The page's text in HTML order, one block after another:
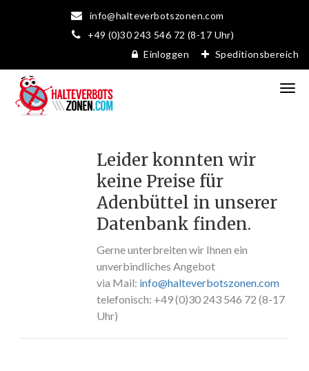
info@halteverbotszonen.com
+49 (0)30 243 546 72 (8-17 Uhr)
Einloggen
Speditionsbereich
Leider konnten wir
keine Preise für
Adenbüttel in unserer
Datenbank finden.
Gerne unterbreiten wir Ihnen ein
unverbindliches Angebot
via Mail: info@halteverbotszonen.com
telefonisch: +49 (0)30 243 546 72 (8-17
Uhr)